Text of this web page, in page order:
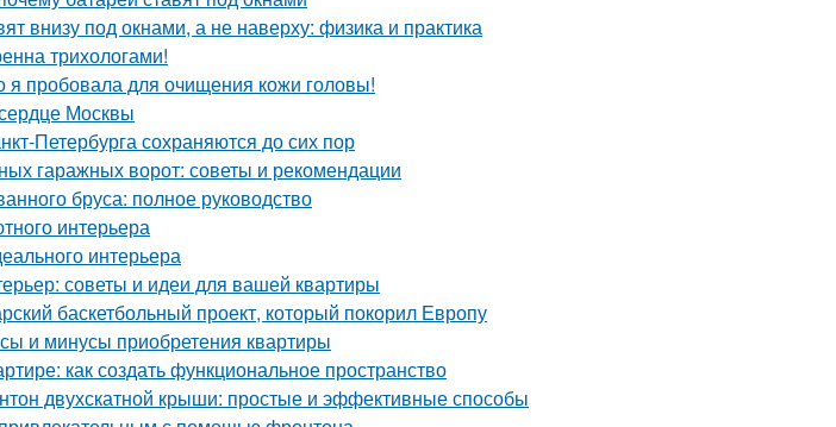
внизу под окнами, а не наверху: физика и практика
трихологами!
я пробовала для очищения кожи головы!
Москвы
Петербурга сохраняются до сих пор
гаражных ворот: советы и рекомендации
бруса: полное руководство
интерьера
интерьера
советы и идеи для вашей квартиры
баскетбольный проект, который покорил Европу
и минусы приобретения квартиры
как создать функциональное пространство
двухскатной крыши: простые и эффективные способы